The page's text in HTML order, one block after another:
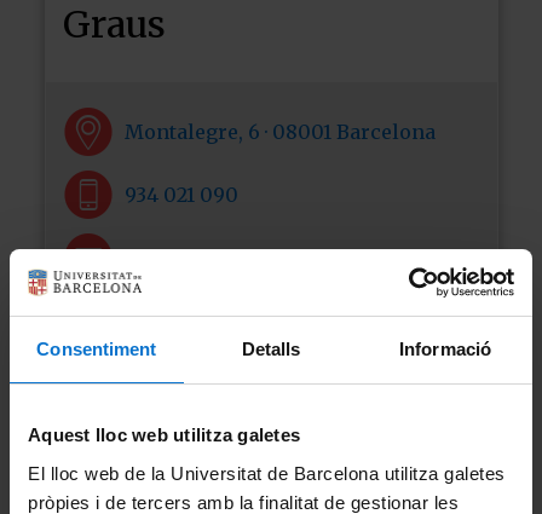
Consentiment Detalls Informació
Aquest lloc web utilitza galetes
El lloc web de la Universitat de Barcelona utilitza galetes
pròpies i de tercers amb la finalitat de gestionar les
Graus
Montalegre, 6 · 08001 Barcelona
934 021 090
www.ub.edu/geografia-historia/